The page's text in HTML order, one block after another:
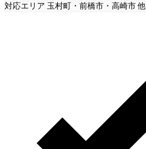
対応エリア 玉村町・前橋市・高崎市 他